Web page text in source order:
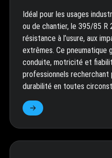
Idéal pour les usages
ou de chantier, le 395/85 R
résistance à l’usure, aux
extrêmes. Ce
conduite, motricité et
professionnels
durabilité en toutes